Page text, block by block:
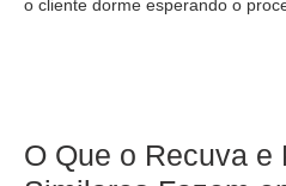
o cliente dorme esperando o
O Que o Recuva e